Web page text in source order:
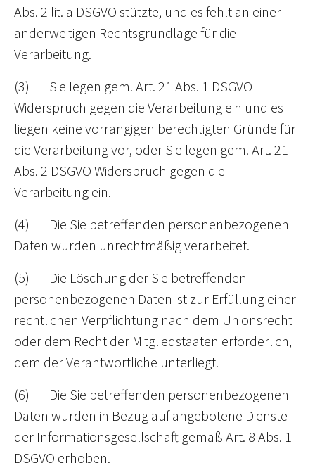
Abs. 2 lit. a DSGVO stützte, und es fehlt an einer
anderweitigen Rechtsgrundlage für die
Verarbeitung.
(3) Sie legen gem. Art. 21 Abs. 1 DSGVO
Widerspruch gegen die Verarbeitung ein und es
liegen keine vorrangigen berechtigten Gründe für
die Verarbeitung vor, oder Sie legen gem. Art. 21
Abs. 2 DSGVO Widerspruch gegen die
Verarbeitung ein.
(4) Die Sie betreffenden personenbezogenen
Daten wurden unrechtmäßig verarbeitet.
(5) Die Löschung der Sie betreffenden
personenbezogenen Daten ist zur Erfüllung einer
rechtlichen Verpflichtung nach dem Unionsrecht
oder dem Recht der Mitgliedstaaten erforderlich,
dem der Verantwortliche unterliegt.
(6) Die Sie betreffenden personenbezogenen
Daten wurden in Bezug auf angebotene Dienste
der Informationsgesellschaft gemäß Art. 8 Abs. 1
DSGVO erhoben.